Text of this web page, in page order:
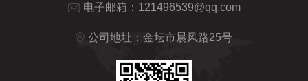
电子邮箱： 121496539@qq.com
公司地址：金坛市晨风路25号